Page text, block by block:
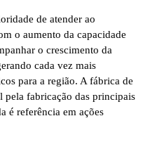
de atender ao
o aumento da capacidade
o crescimento da
cada vez mais
para a região. A fábrica de
pela fabricação das principais
é referência em ações